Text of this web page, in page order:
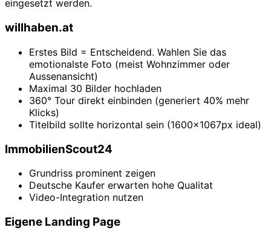
eingesetzt werden.
willhaben.at
Erstes Bild = Entscheidend. Wahlen Sie das
emotionalste Foto (meist Wohnzimmer oder
Aussenansicht)
Maximal 30 Bilder hochladen
360° Tour direkt einbinden (generiert 40% mehr
Klicks)
Titelbild sollte horizontal sein (1600x1067px ideal)
ImmobilienScout24
Grundriss prominent zeigen
Deutsche Kaufer erwarten hohe Qualitat
Video-Integration nutzen
Eigene Landing Page